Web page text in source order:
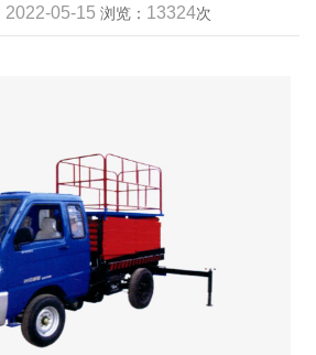
2022-05-15 浏览： 13324次